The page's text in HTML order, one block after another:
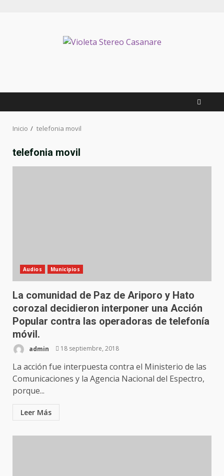
Inicio telefonia movil
telefonia movil
Audios Municipios
La comunidad de Paz de Ariporo y Hato
corozal decidieron interponer una Acción
Popular contra las operadoras de telefonía
móvil.
admin 18 septiembre, 2018
La acción fue interpuesta contra el Ministerio de las
Comunicaciones y la Agencia Nacional del Espectro,
porque...
Leer Más